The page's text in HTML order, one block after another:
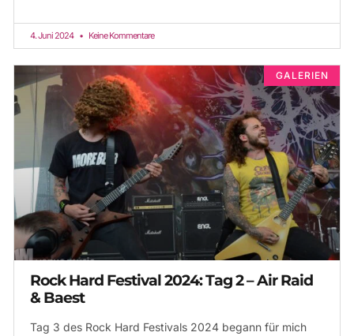
4. Juni 2024 Keine Kommentare
GALERIEN
Rock Hard Festival 2024: Tag 2 – Air Raid
& Baest
Tag 3 des Rock Hard Festivals 2024 begann für mich